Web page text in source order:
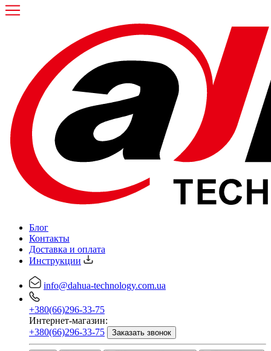
Блог
Контакты
Доставка и оплата
Инструкции
info@dahua-technology.com.ua
+380(66)296-33-75
Интернет-магазин:
+380(66)296-33-75
Заказать звонок